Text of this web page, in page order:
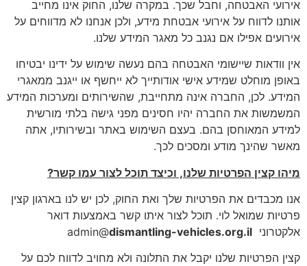
אירועי האבטחה, וחבל שכך. במקרה שלנו, החוק אינו מחייב
אותנו לדווח על אירועי אבטחת מידע, ולכן אנחנו לא מדווחים על
אירועים אפילו אם נגנב כל מאגר המידע שלנו.
אין וודאות שיישומי האבטחה בהם נעשה שימוש על ידינו יבטיחו
באופן מוחלט שמידע אישי אודותייך לא ייחשף או ייגנב ממאגרי
המידע. לכן, החברה אינה מתחייבת, שהשירותים ומערכות המידע
המשמשות את החברה יהיו חסינים מפני גישה בלתי מורשית
למידע המאוחסן בהם. בעצם השימוש באתר ובשירותיו, אתה
מאשר שהינך מודע ומסכים לכך.
מיהו קצין הפרטיות שלנו, וכיצד תוכל לצור עמו קשר?
אנו מכבדים את הפרטיות שלך ואת החוק, לכן יש לנו בארגון קצין
פרטיות שמואל לוי. תוכל לצור איתו קשר באמצעות דואר
אלקטרוני admin@ dismantling-vehicles.org.il
קצין הפרטיות שלנו יקבל את התלונה ולא מחויב לדווח לכם על